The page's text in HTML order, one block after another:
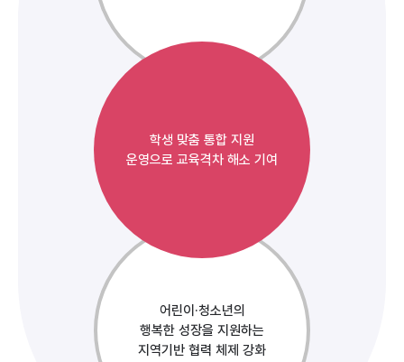
학생 맞춤 통합 지원
운영으로 교육격차 해소 기여
어린이·청소년의
행복한 성장을 지원하는
지역기반 협력 체제 강화